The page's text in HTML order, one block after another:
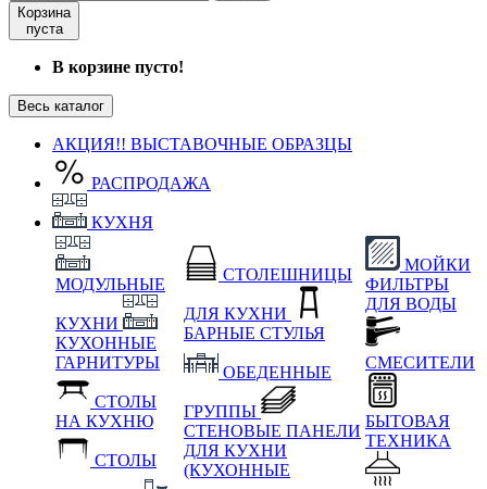
Корзина
пуста
В корзине пусто!
Весь каталог
АКЦИЯ!! ВЫСТАВОЧНЫЕ ОБРАЗЦЫ
РАСПРОДАЖА
КУХНЯ
МОДУЛЬНЫЕ
КУХНИ
КУХОННЫЕ
ГАРНИТУРЫ
СТОЛЫ
НА КУХНЮ
СТОЛЫ
СТОЛЕШНИЦЫ
ДЛЯ КУХНИ
БАРНЫЕ СТУЛЬЯ
ОБЕДЕННЫЕ
ГРУППЫ
СТЕНОВЫЕ ПАНЕЛИ
ДЛЯ КУХНИ
(КУХОННЫЕ
МОЙКИ
ФИЛЬТРЫ
ДЛЯ ВОДЫ
СМЕСИТЕЛИ
БЫТОВАЯ
ТЕХНИКА